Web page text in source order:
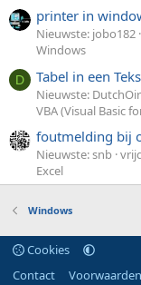
printer in
Nieuwste: jobo182
Windows
D Tabel in een
Nieuwste:
VBA (Visual Basic
foutmelding bij
Nieuwste: snb
Excel
Windows
Cookies
Contact